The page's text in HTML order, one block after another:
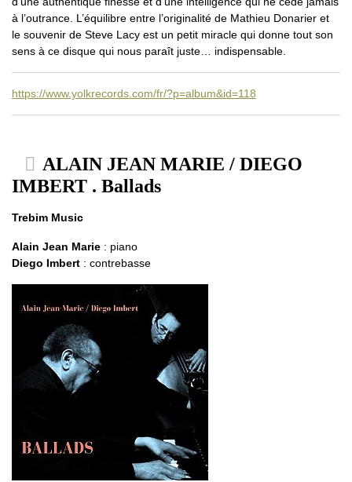
à l’outrance. L’équilibre entre l’originalité de Mathieu Donarier et
le souvenir de Steve Lacy est un petit miracle qui donne tout son
sens à ce disque qui nous paraît juste… indispensable.
https://www.yolkrecords.com/fr/?p=album&id=118
ALAIN JEAN MARIE / DIEGO
IMBERT . Ballads
Trebim Music
Alain Jean Marie : piano
Diego Imbert : contrebasse